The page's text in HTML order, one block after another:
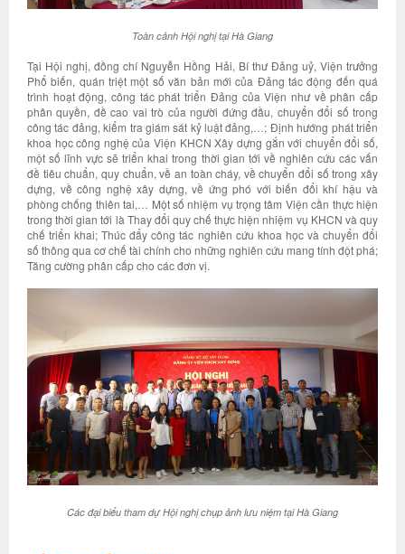
Toàn cảnh Hội nghị tại Hà Giang
Tại Hội nghị, đồng chí Nguyễn Hồng Hải, Bí thư Đảng uỷ, Viện trưởng
Phổ biến, quán triệt một số văn bản mới của Đảng tác động đến quá
trình hoạt động, công tác phát triển Đảng của Viện như về phân cấp
phân quyền, đề cao vai trò của người đứng đầu, chuyển đổi số trong
công tác đảng, kiểm tra giám sát kỷ luật đảng,…; Định hướng phát triển
khoa học công nghệ của Viện KHCN Xây dựng gắn với chuyển đổi số,
một số lĩnh vực sẽ triển khai trong thời gian tới về nghiên cứu các vấn
đề tiêu chuẩn, quy chuẩn, về an toàn cháy, về chuyển đổi số trong xây
dựng, về công nghệ xây dựng, về ứng phó với biến đổi khí hậu và
phòng chống thiên tai,… Một số nhiệm vụ trọng tâm Viện cần thực hiện
trong thời gian tới là Thay đổi quy chế thực hiện nhiệm vụ KHCN và quy
chế triển khai; Thúc đẩy công tác nghiên cứu khoa học và chuyển đổi
số thông qua cơ chế tài chính cho những nghiên cứu mang tính đột phá;
Tăng cường phân cấp cho các đơn vị.
Các đại biểu tham dự Hội nghị chụp ảnh lưu niệm tại Hà Giang